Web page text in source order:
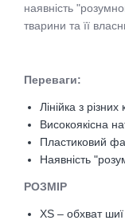
наявність
тварини та її
Переваги:
Лінійка з різних
Високоякісна
Пластиковий
Наявність
РОЗМІР
XS – обхват